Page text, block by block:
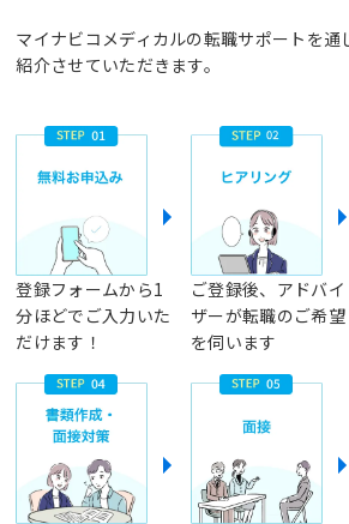
マイナビコメディカルの転職サポートを通
紹介させていただきます。
登録フォームから1
分ほどでご入力いた
だけます！
ご登録後、アドバイ
ザーが転職のご希望
を伺います